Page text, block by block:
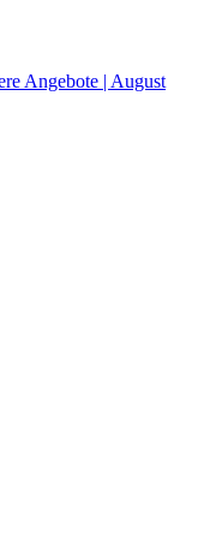
Angebote | August